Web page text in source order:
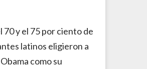
70 y el 75 por ciento de
latinos eligieron a
como su